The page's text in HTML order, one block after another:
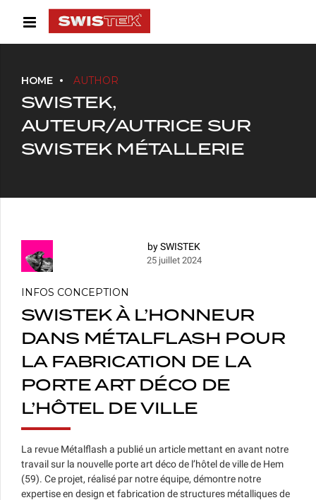
HOME AUTHOR
SWISTEK,
AUTEUR/AUTRICE SUR
SWISTEK MÉTALLERIE
by SWISTEK
25 juillet 2024
INFOS CONCEPTION
SWISTEK À L’HONNEUR
DANS MÉTALFLASH POUR
LA FABRICATION DE LA
PORTE ART DÉCO DE
L’HÔTEL DE VILLE
La revue Métalflash a publié un article mettant en avant notre
travail sur la nouvelle porte art déco de l’hôtel de ville de Hem
(59). Ce projet, réalisé par notre équipe, démontre notre
expertise en design et fabrication de structures métalliques de